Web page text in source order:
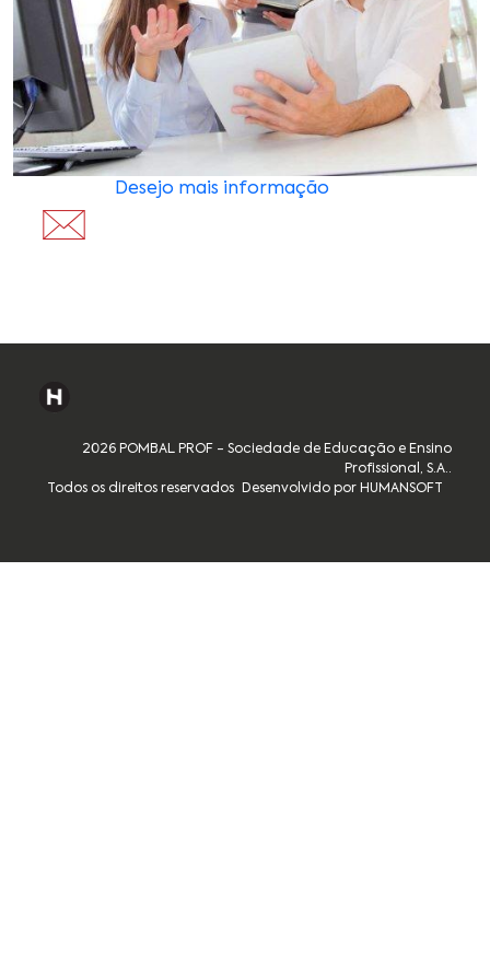
Desejo mais informação
2026 POMBAL PROF - Sociedade de Educação e Ensino
Profissional, S.A..
Todos os direitos reservados
Desenvolvido por HUMANSOFT